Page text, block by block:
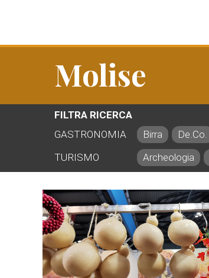
Molise
FILTRA RICERCA
GASTRONOMIA
Birra De.Co.
TURISMO
Archeologia